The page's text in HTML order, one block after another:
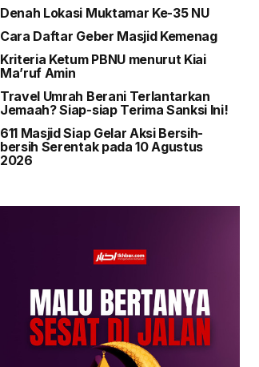
Denah Lokasi Muktamar Ke-35 NU
Cara Daftar Geber Masjid Kemenag
Kriteria Ketum PBNU menurut Kiai
Ma’ruf Amin
Travel Umrah Berani Terlantarkan
Jemaah? Siap-siap Terima Sanksi Ini!
611 Masjid Siap Gelar Aksi Bersih-
bersih Serentak pada 10 Agustus
2026